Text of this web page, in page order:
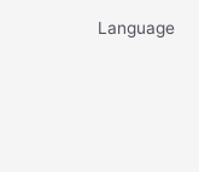
Language